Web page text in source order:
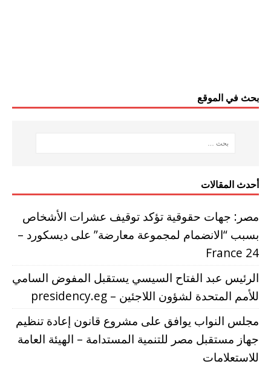
بحث في الموقع
أحدث المقالات
مصر: جهات حقوقية تؤكد توقيف عشرات الأشخاص
بسبب “الانضمام لمجموعة معارضة” على ديسكورد –
France 24
الرئيس عبد الفتاح السيسي يستقبل المفوض السامي
للأمم المتحدة لشؤون اللاجئين – presidency.eg
مجلس النواب يوافق على مشروع قانون إعادة تنظيم
جهاز مستقبل مصر للتنمية المستدامة – الهيئة العامة
للاستعلامات